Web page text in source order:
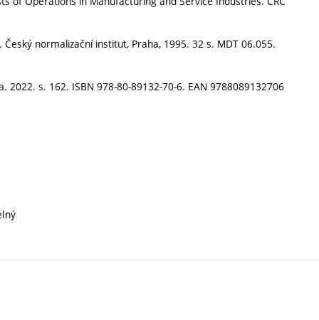
normalizační institut, Praha, 1995. 32 s. MDT 06.055.
s. 162. ISBN 978-80-89132-70-6. EAN 9788089132706